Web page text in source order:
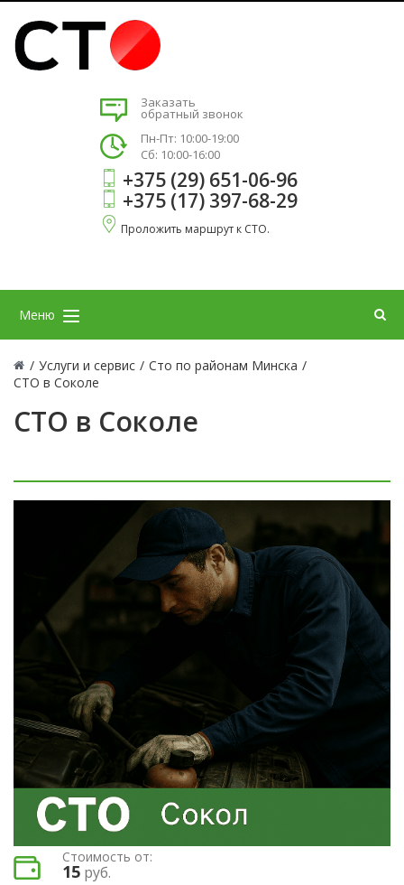
Заказать
обратный звонок
Пн-Пт: 10:00-19:00
Сб: 10:00-16:00
+375 (29) 651-06-96
+375 (17) 397-68-29
Проложить маршрут к СТО.
Меню
/ Услуги и сервис / Сто по районам Минска /
СТО в Соколе
СТО в Соколе
Стоимость от:
15 руб.